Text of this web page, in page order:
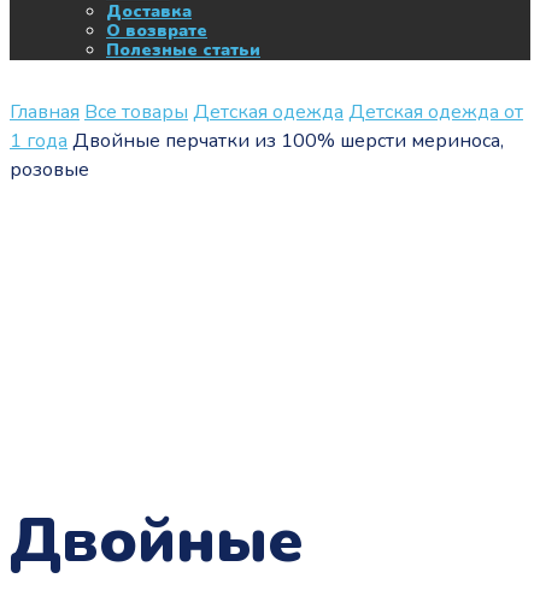
Доставка
О возврате
Полезные статьи
Главная Все товары Детская одежда Детская одежда от
1 года Двойные перчатки из 100% шерсти мериноса,
розовые
Двойные